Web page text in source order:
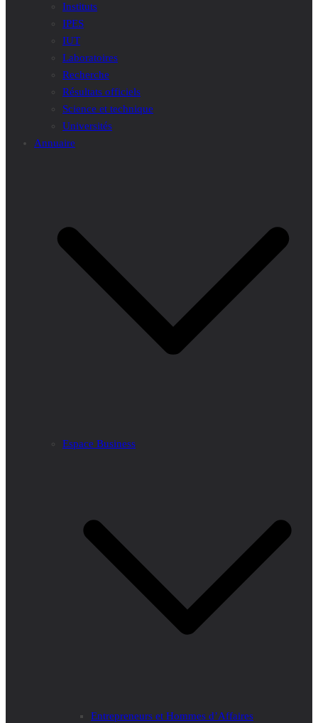
Instituts
IPES
IUT
Laboratoires
Recherche
Résultats officiels
Science et technique
Universités
Annuaire
Espace Business
Entrepreneurs et Hommes d’Affaires